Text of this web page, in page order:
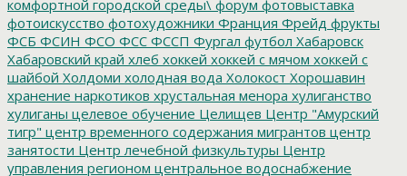
комфортной городской среды\ форум фотовыставка
фотоискусство фотохудожники Франция Фрейд фрукты
ФСБ ФСИН ФСО ФСС ФССП Фургал футбол Хабаровск
Хабаровский край хлеб хоккей хоккей с мячом хоккей с
шайбой Холдоми холодная вода Холокост Хорошавин
хранение наркотиков хрустальная менора хулиганство
хулиганы целевое обучение Целищев Центр "Амурский
тигр" центр временного содержания мигрантов центр
занятости Центр лечебной физкультуры Центр
управления регионом центральное водоснабжение